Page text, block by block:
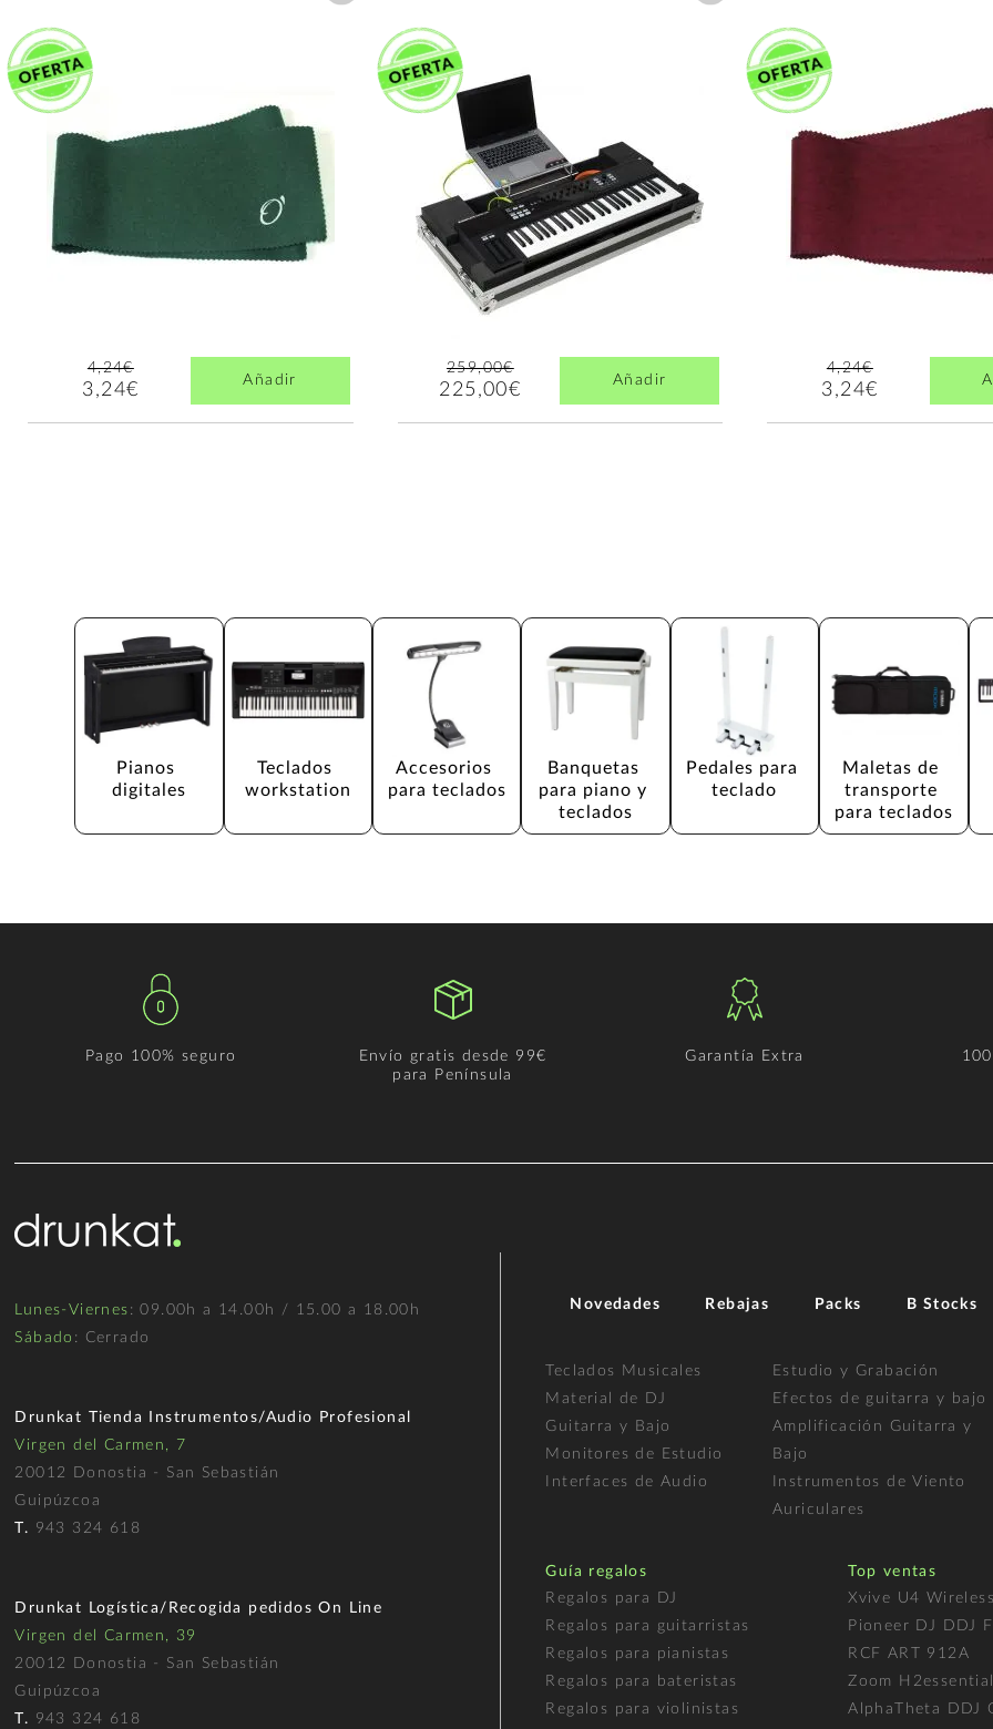
4,24€
3,24€ Añadir
259,00€
225,00€ Añadir
4,24€
3,24€
Pianos
digitales
Teclados
workstation
Accesorios
para teclados
Banquetas
para piano y
teclados
Pedales para
teclado
Maletas de
transporte
para teclados
Pago 100% seguro
Envío gratis desde 99€
para Península
Garantía Extra
Lunes-Viernes : 09.00h a 14.00h / 15.00 a 18.00h
Sábado : Cerrado
Drunkat Tienda Instrumentos/Audio Profesional
Virgen del Carmen, 7
20012 Donostia - San Sebastián
Guipúzcoa
T. 943 324 618
Drunkat Logística/Recogida pedidos On Line
Virgen del Carmen, 39
20012 Donostia - San Sebastián
Guipúzcoa
T. 943 324 618
Novedades Rebajas Packs B Stocks
Teclados Musicales
Material de DJ
Guitarra y Bajo
Monitores de Estudio
Interfaces de Audio
Estudio y Grabación
Efectos de guitarra y bajo
Amplificación Guitarra y
Bajo
Instrumentos de Viento
Auriculares
Guía regalos
Regalos para DJ
Regalos para guitarristas
Regalos para pianistas
Regalos para bateristas
Regalos para violinistas
Top ventas
Xvive U4
Pioneer DJ DDJ
RCF ART 912A
Zoom H2essential
AlphaTheta DDJ